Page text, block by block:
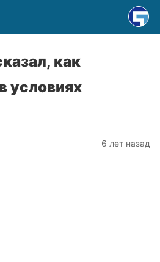
как
условиях
6 лет назад